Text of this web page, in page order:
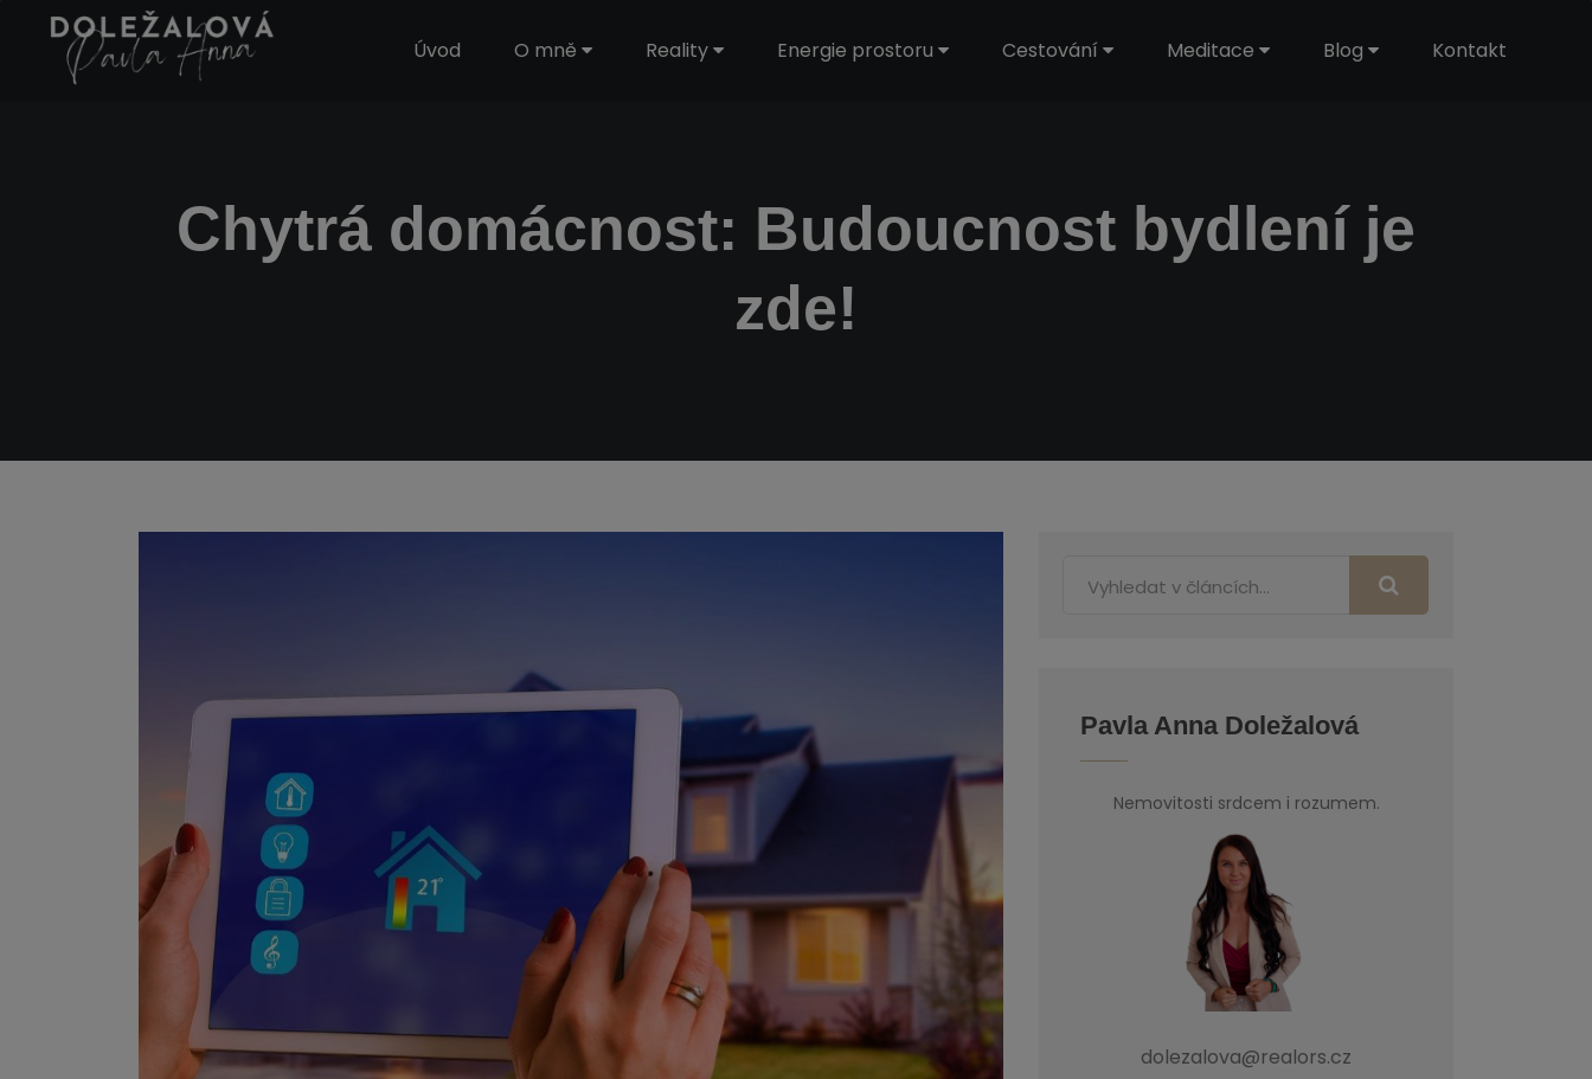
Úvod O mně Reality Energie prostoru Cestování Meditace Blog Kontakt
Chytrá domácnost: Budoucnost bydlení je
zde!
Pavla Anna Doležalová
Nemovitosti srdcem i rozumem.
dolezalova@realors.cz